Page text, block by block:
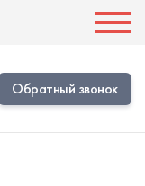
Обратный звонок